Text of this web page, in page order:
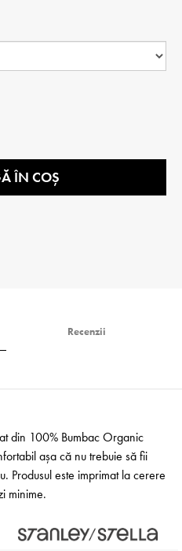
ÎN COȘ
Recenzii
din 100% Bumbac Organic
așa că nu trebuie să fii
Produsul este imprimat la cerere
minime.